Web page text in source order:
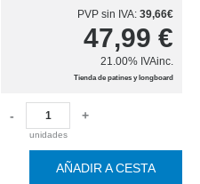
PVP sin IVA: 39,66€
47,99 €
21.00% IVAinc.
Tienda de patines y longboard
-
unidades
+
AÑADIR A CESTA